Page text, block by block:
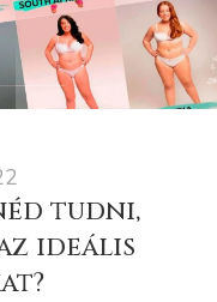
tudni,
ideális